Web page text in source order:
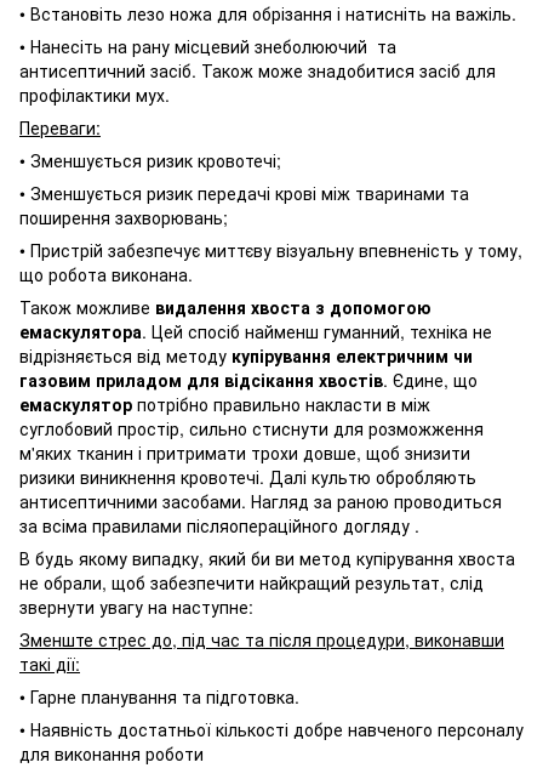
• Встановіть лезо ножа для обрізання і натисніть на важіль.
• Нанесіть на рану місцевий знеболюючий та
антисептичний засіб. Також може знадобитися засіб для
профілактики мух.
Переваги:
• Зменшується ризик кровотечі;
• Зменшується ризик передачі крові між тваринами та
поширення захворювань;
• Пристрій забезпечує миттєву візуальну впевненість у тому,
що робота виконана.
Також можливе видалення хвоста з допомогою
емаскулятора. Цей спосіб найменш гуманний, техніка не
відрізняється від методу купірування електричним чи
газовим приладом для відсікання хвостів. Єдине, що
емаскулятор потрібно правильно накласти в між
суглобовий простір, сильно стиснути для розможження
м'яких тканин і притримати трохи довше, щоб знизити
ризики виникнення кровотечі. Далі культю обробляють
антисептичними засобами. Нагляд за раною проводиться
за всіма правилами післяопераційного догляду .
В будь якому випадку, який би ви метод купірування хвоста
не обрали, щоб забезпечити найкращий результат, слід
звернути увагу на наступне:
Зменште стрес до, під час та після процедури, виконавши
такі дії:
• Гарне планування та підготовка.
• Наявність достатньої кількості добре навченого персоналу
для виконання роботи